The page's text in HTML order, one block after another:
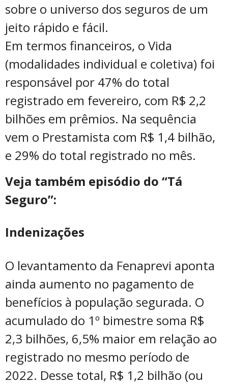
sobre o universo dos seguros de um
jeito rápido e fácil.
Em termos financeiros, o Vida
(modalidades individual e coletiva) foi
responsável por 47% do total
registrado em fevereiro, com R$ 2,2
bilhões em prêmios. Na sequência
vem o Prestamista com R$ 1,4 bilhão,
e 29% do total registrado no mês.
Veja também episódio do “Tá
Seguro”:
Indenizações
O levantamento da Fenaprevi aponta
ainda aumento no pagamento de
benefícios à população segurada. O
acumulado do 1º bimestre soma R$
2,3 bilhões, 6,5% maior em relação ao
registrado no mesmo período de
2022. Desse total, R$ 1,2 bilhão (ou